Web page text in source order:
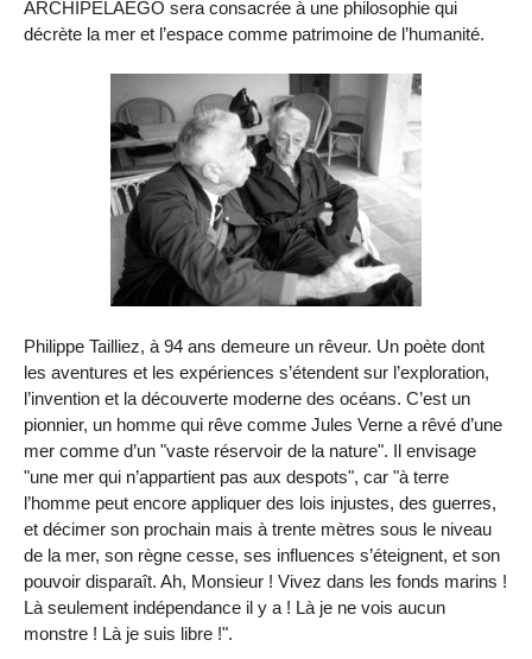
ARCHIPELAEGO sera consacrée à une philosophie qui
décrète la mer et l’espace comme patrimoine de l’humanité.
Philippe Tailliez, à 94 ans demeure un rêveur. Un poète dont
les aventures et les expériences s’étendent sur l’exploration,
l’invention et la découverte moderne des océans. C’est un
pionnier, un homme qui rêve comme Jules Verne a rêvé d’une
mer comme d’un "vaste réservoir de la nature". Il envisage
"une mer qui n’appartient pas aux despots", car "à terre
l’homme peut encore appliquer des lois injustes, des guerres,
et décimer son prochain mais à trente mètres sous le niveau
de la mer, son règne cesse, ses influences s’éteignent, et son
pouvoir disparaît. Ah, Monsieur ! Vivez dans les fonds marins !
Là seulement indépendance il y a ! Là je ne vois aucun
monstre ! Là je suis libre !".